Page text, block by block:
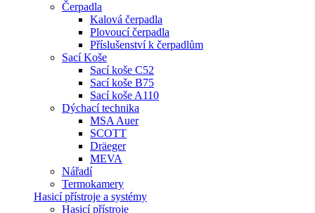
Čerpadla
Kalová čerpadla
Plovoucí čerpadla
Příslušenství k čerpadlům
Sací Koše
Sací koše C52
Sací koše B75
Sací koše A110
Dýchací technika
MSA Auer
SCOTT
Dräeger
MEVA
Nářadí
Termokamery
Hasicí přístroje a systémy
Hasicí přístroje